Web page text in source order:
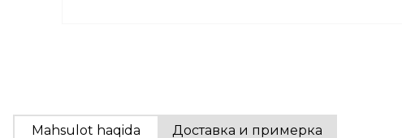
Mahsulot haqida Доставка и примерка